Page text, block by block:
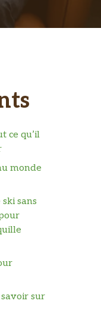
ce qu’il
monde
sans
sur